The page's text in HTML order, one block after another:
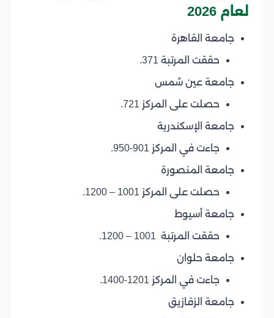
لعام 2026
جامعة القاهرة
حققت المرتبة 371.
جامعة عين شمس
حصلت على المركز 721.
جامعة الإسكندرية
جاءت في المركز 901-950.
جامعة المنصورة
حصلت على المركز 1001 – 1200.
جامعة أسيوط
حققت المرتبة 1001 – 1200.
جامعة حلوان
جاءت في المركز 1201-1400.
جامعة الزقازيق